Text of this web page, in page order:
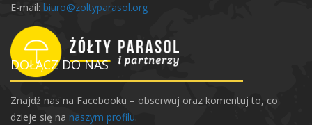
E-mail: biuro@zoltyparasol.org
DOŁĄCZ DO NAS
Znajdź nas na Facebooku – obserwuj oraz komentuj to, co
dzieje się na naszym profilu.